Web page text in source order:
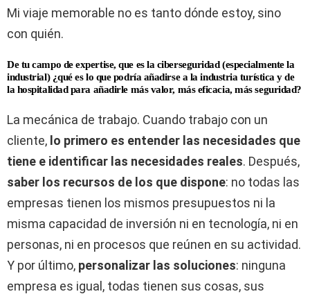
Mi viaje memorable no es tanto dónde estoy, sino
con quién.
De tu campo de expertise, que es la ciberseguridad (especialmente la
industrial) ¿qué es lo que podría añadirse a la industria turística y de
la hospitalidad para añadirle más valor, más eficacia, más seguridad?
La mecánica de trabajo. Cuando trabajo con un
cliente, lo primero es entender las necesidades que
tiene e identificar las necesidades reales. Después,
saber los recursos de los que dispone: no todas las
empresas tienen los mismos presupuestos ni la
misma capacidad de inversión ni en tecnología, ni en
personas, ni en procesos que reúnen en su actividad.
Y por último, personalizar las soluciones: ninguna
empresa es igual, todas tienen sus cosas, sus